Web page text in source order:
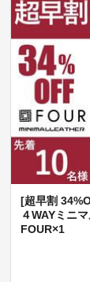
[超早割
４WAYミニ
FOUR×1